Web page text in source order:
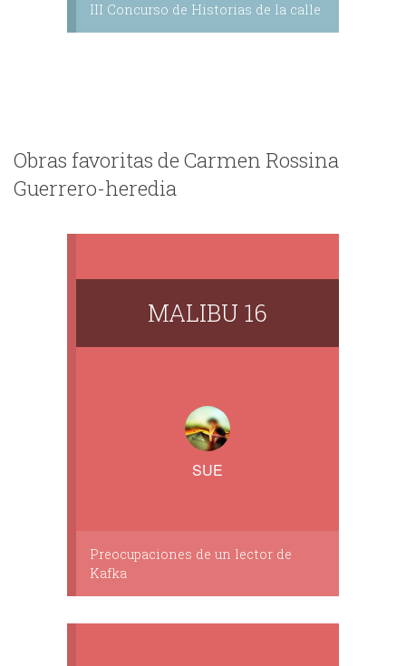
III Concurso de Historias de la calle
Obras favoritas de Carmen Rossina
Guerrero-heredia
MALIBU 16
SUE
Preocupaciones de un lector de
Kafka